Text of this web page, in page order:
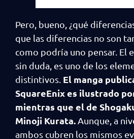
Pero, bueno, ¿qué
que las diferencias no son
como podría uno pensar. El
sin duda, es uno de los
distintivos. El manga
SquareEnix es ilustrado
mientras que el de
Minoji Kurata. Aunque, a
ambos cubren los mismos